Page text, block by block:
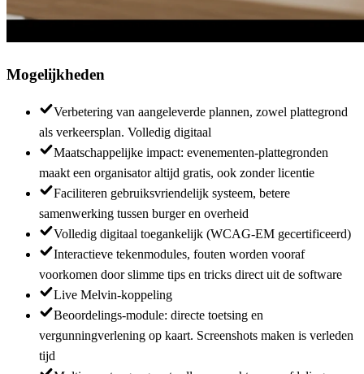
Mogelijkheden
Verbetering van aangeleverde plannen, zowel plattegrond
als verkeersplan. Volledig digitaal
Maatschappelijke impact: evenementen-plattegronden
maakt een organisator altijd gratis, ook zonder licentie
Faciliteren gebruiksvriendelijk systeem, betere
samenwerking tussen burger en overheid
Volledig digitaal toegankelijk (WCAG-EM gecertificeerd)
Interactieve tekenmodules, fouten worden vooraf
voorkomen door slimme tips en tricks direct uit de software
Live Melvin-koppeling
Beoordelings-module: directe toetsing en
vergunningverlening op kaart. Screenshots maken is verleden
tijd